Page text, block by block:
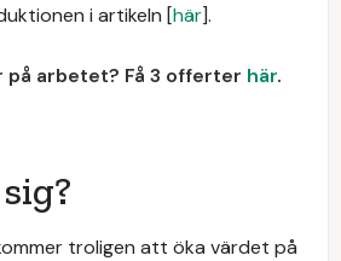
i artikeln [här].
arbetet? Få 3 offerter här.
troligen att öka värdet på